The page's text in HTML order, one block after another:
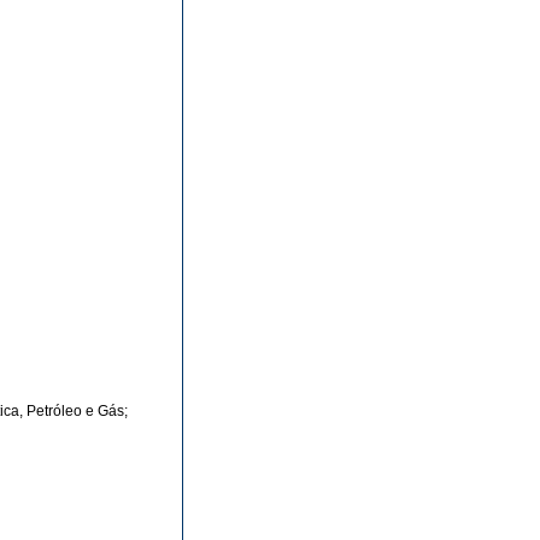
Petróleo e Gás;